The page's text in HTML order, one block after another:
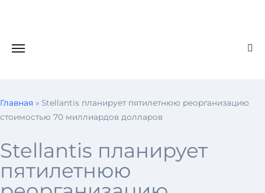
Главная » Stellantis планирует пятилетнюю реорганизацию
стоимостью 70 миллиардов долларов
Stellantis планирует
пятилетнюю